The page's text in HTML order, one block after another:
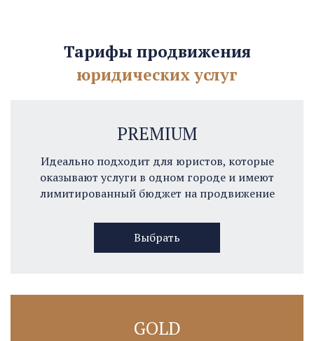
Тарифы продвижения
юридических услуг
PREMIUM
Идеально подходит для юристов, которые
оказывают услуги в одном городе и имеют
лимитированный бюджет на продвижение
Выбрать
GOLD